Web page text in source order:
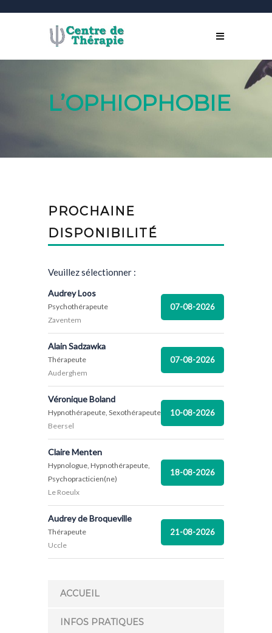
L’OPHIOPHOBIE
PROCHAINE
DISPONIBILITÉ
Veuillez sélectionner :
Audrey Loos
Psychothérapeute
Zaventem
07-08-2026
Alain Sadzawka
Thérapeute
Auderghem
07-08-2026
Véronique Boland
Hypnothérapeute, Sexothérapeute
Beersel
10-08-2026
Claire Menten
Hypnologue, Hypnothérapeute,
Psychopracticien(ne)
Le Roeulx
18-08-2026
Audrey de Broqueville
Thérapeute
Uccle
21-08-2026
ACCUEIL
INFOS PRATIQUES